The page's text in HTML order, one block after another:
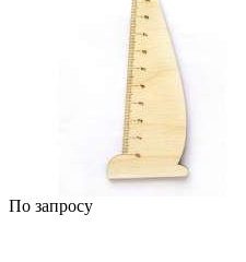
По запросу